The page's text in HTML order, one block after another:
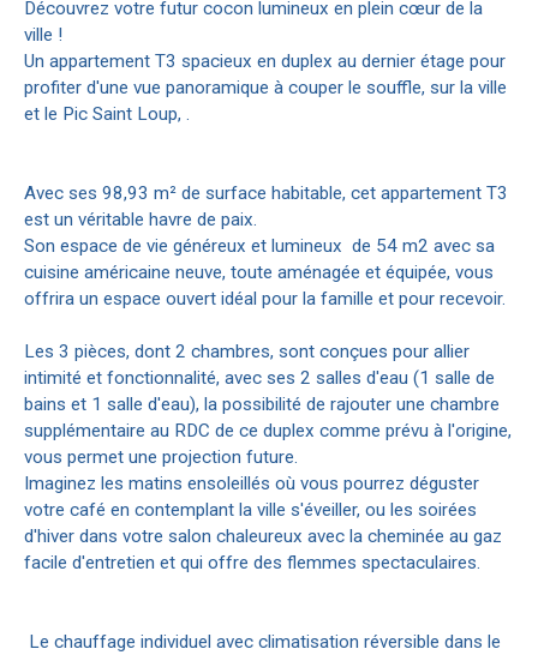
Découvrez votre futur cocon lumineux en plein cœur de la
ville !
Un appartement T3 spacieux en duplex au dernier étage pour
profiter d'une vue panoramique à couper le souffle, sur la ville
et le Pic Saint Loup, .
Avec ses 98,93 m² de surface habitable, cet appartement T3
est un véritable havre de paix.
Son espace de vie généreux et lumineux de 54 m2 avec sa
cuisine américaine neuve, toute aménagée et équipée, vous
offrira un espace ouvert idéal pour la famille et pour recevoir.
Les 3 pièces, dont 2 chambres, sont conçues pour allier
intimité et fonctionnalité, avec ses 2 salles d'eau (1 salle de
bains et 1 salle d'eau), la possibilité de rajouter une chambre
supplémentaire au RDC de ce duplex comme prévu à l'origine,
vous permet une projection future.
Imaginez les matins ensoleillés où vous pourrez déguster
votre café en contemplant la ville s'éveiller, ou les soirées
d'hiver dans votre salon chaleureux avec la cheminée au gaz
facile d'entretien et qui offre des flemmes spectaculaires.
Le chauffage individuel avec climatisation réversible dans le